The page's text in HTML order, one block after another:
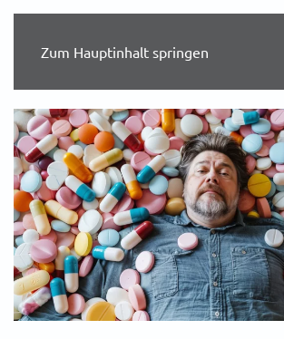
Zum Hauptinhalt springen